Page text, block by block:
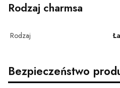
Rodzaj charmsa
Rodzaj
Bezpieczeństwo